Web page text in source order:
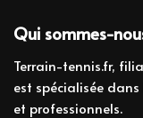
Qui sommes-
Terrain-tennis.fr,
est spécialisée
et professionnels.